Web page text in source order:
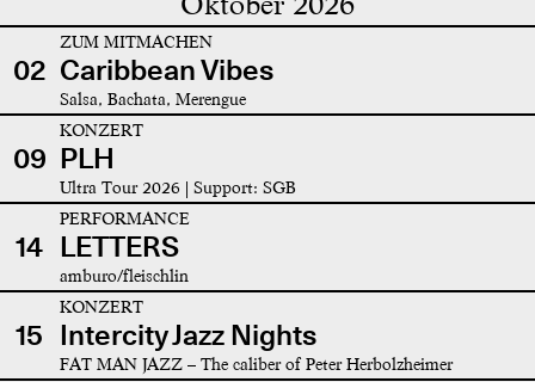
02
ZUM MITMACHEN
Caribbean Vibes
Salsa, Bachata, Merengue
09
KONZERT
PLH
Ultra Tour 2026 | Support: SGB
14
PERFORMANCE
LETTERS
amburo/fleischlin
15
KONZERT
Intercity Jazz Nights
FAT MAN JAZZ – The caliber of Peter Herbolzheimer